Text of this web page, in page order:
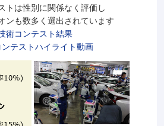
トは性別に関係なく評価し
ンも数多く選出されています
術コンテスト結果
テストハイライト動画